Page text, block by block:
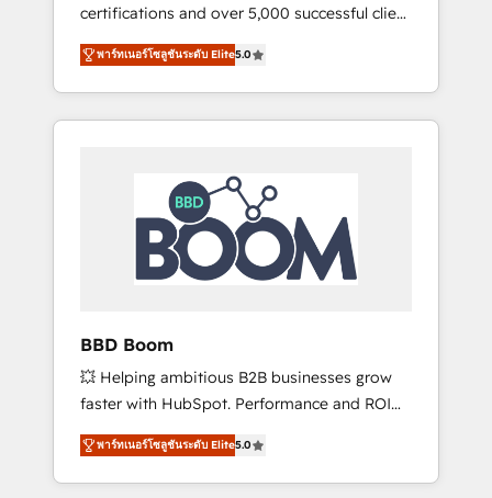
confidence and achieve a unified, data-
driven approach to customer engagement.
certifications and over 5,000 successful client
engagements, Vonazon turns marketing
complexity into measurable, scalable growth.
From onboarding to enterprise-grade
campaigns, our in-house team builds scalable
HubSpot Integration & Optimization •
Seamless CRM, CMS, and automation setup •
Complex platform migrations and data
cleanups • Custom APIs and third-party
integrations 📈 End-to-End Revenue
tools and CRM optimization • Retention
strategies with customer journey mapping 🏅
Elite-Level HubSpot Execution • 750+
onboardings and 2,000+ implementations •
Deep expertise across marketing, sales, and
service hubs • Built-in flexibility for startups
พาร์ทเนอร์โซลูชันระดับ Elite5.0
BBD Boom
💥 Helping ambitious B2B businesses grow
faster with HubSpot. Performance and ROI
focused. 💥 BBD Boom is the HubSpot
partner that can help you to HubSpot Better.
We work with your teams to solve all your
พาร์ทเนอร์โซลูชันระดับ Elite5.0